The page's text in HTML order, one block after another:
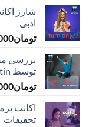
ادبی
تومان
توسط turnitin - بررسی میزان هوش مصنوعی مقاله
تومان
تحقیقات